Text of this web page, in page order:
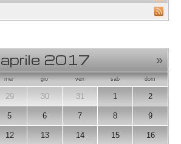
aprile 2017 »
mer gio ven sab dom
29 30 31 1 2
5 6 7 8 9
12 13 14 15 16